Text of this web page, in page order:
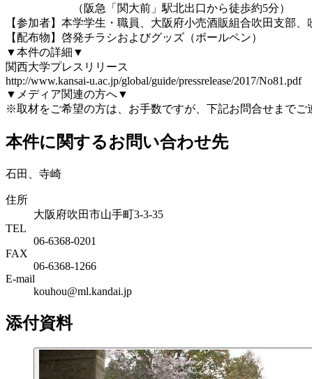
（阪急「関大前」駅北出口から徒歩約5分）
【参加者】本学学生・職員、大阪府小売酒販組合吹田支部、
【配布物】啓発チラシおよびグッズ（ボールペン）
▼本件の詳細▼
関西大学プレスリリース
http://www.kansai-u.ac.jp/global/guide/pressrelease/2017/No81.pdf
▼メディア関連の方へ▼
※取材をご希望の方は、お手数ですが、下記お問合せまでご
本件に関するお問い合わせ先
石田、寺崎
住所
大阪府吹田市山手町3-3-35
TEL
06-6368-0201
FAX
06-6368-1266
E-mail
kouhou@ml.kandai.jp
添付資料